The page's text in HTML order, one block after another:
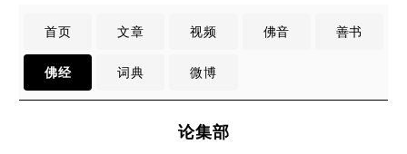
首页 文章 视频 佛音 善书
佛经 词典 微博
论集部